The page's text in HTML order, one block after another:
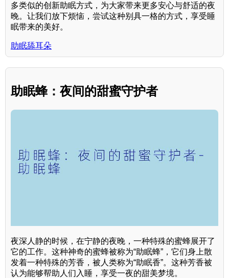
多类似的创新助眠方式，为大家带来更多安心与舒适的夜
晚。让我们放下烦恼，尝试这种别具一格的方式，享受睡
眠带来的美好。
助眠舔耳朵
助眠蜂：夜间的甜蜜守护者
夜深人静的时候，在宁静的夜晚，一种特殊的蜜蜂展开了
它的工作。这种神奇的蜜蜂被称为“助眠蜂”，它们身上散
发着一种特殊的芳香，被人类称为“助眠香”。这种芳香被
认为能够帮助人们入睡，享受一夜的甜美梦境。